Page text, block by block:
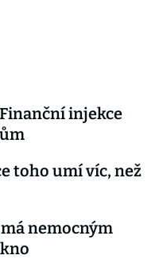
injekce
toho umí víc, než
nemocným